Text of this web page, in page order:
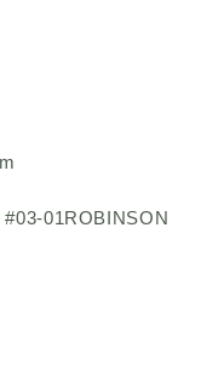
01ROBINSON